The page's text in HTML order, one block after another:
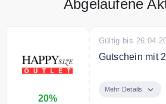
Abgelaufene
20%
Gültig bis
Gutschein mit
auf Ihre
Mehr Details